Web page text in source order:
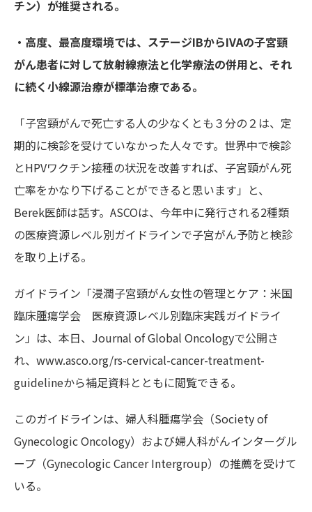
チン）が推奨される。
・高度、最高度環境では、ステージIBからIVAの子宮頸
がん患者に対して放射線療法と化学療法の併用と、それ
に続く小線源治療が標準治療である。
「子宮頸がんで死亡する人の少なくとも３分の２は、定
期的に検診を受けていなかった人々です。世界中で検診
とHPVワクチン接種の状況を改善すれば、子宮頸がん死
亡率をかなり下げることができると思います」と、
Berek医師は話す。ASCOは、今年中に発行される2種類
の医療資源レベル別ガイドラインで子宮がん予防と検診
を取り上げる。
ガイドライン「浸潤子宮頸がん女性の管理とケア：米国
臨床腫瘍学会 医療資源レベル別臨床実践ガイドライ
ン」は、本日、Journal of Global Oncologyで公開さ
れ、www.asco.org/rs-cervical-cancer-treatment-
guidelineから補足資料とともに閲覧できる。
このガイドラインは、婦人科腫瘍学会（Society of
Gynecologic Oncology）および婦人科がんインターグル
ープ（Gynecologic Cancer Intergroup）の推薦を受けて
いる。